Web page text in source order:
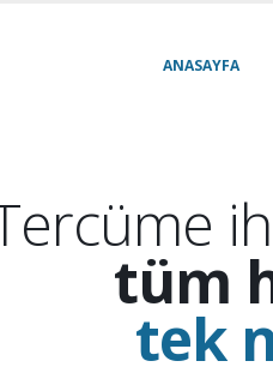
ANASAYFA
tüm
tek